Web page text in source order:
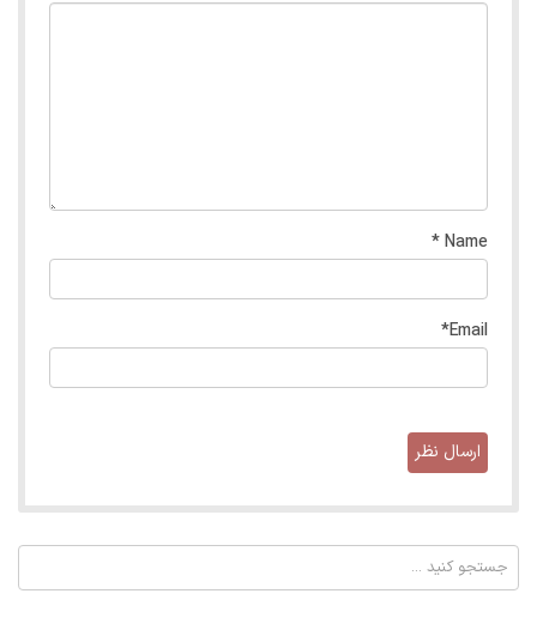
Name
*
Email
*